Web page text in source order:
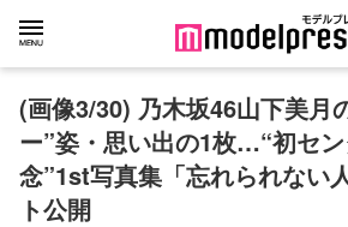
(画像3/30) 乃木坂46山下美月
ー”姿・思い出の1枚…“初セ
念”1st写真集「忘れられない
ト公開